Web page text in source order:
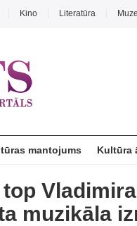
Kino Literatūra
mantojums Kultūra
muzikāla